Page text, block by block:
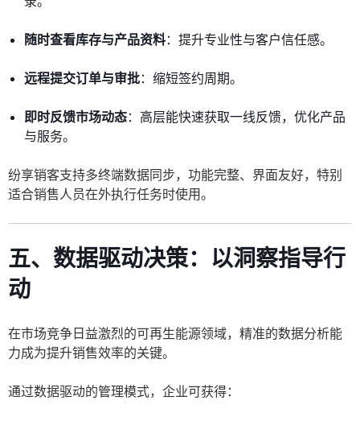
随时查看库存与产品资料：提升专业性与客户信任感。
远程提交订单与审批：缩短签约周期。
即时反馈市场动态：高层能快速获取一线反馈，优化产品
与服务。
纷享销客支持多终端数据同步，功能完整、界面友好，特别
适合销售人员在外执行任务时使用。
五、数据驱动决策：以洞察指导行
动
在市场竞争日益激烈的可再生能源领域，精准的数据分析能
力成为提升销售效率的关键。
通过数据驱动的管理模式，企业可获得：